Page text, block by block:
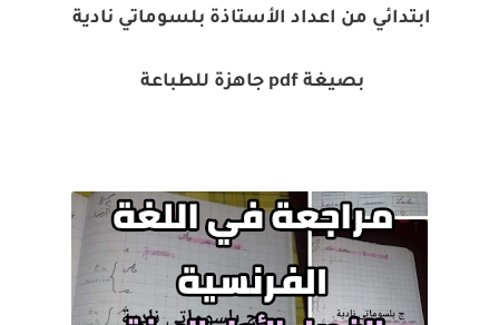
ابتدائي من اعداد الأستاذة بلسوماتي نادية
بصيغة pdf جاهزة للطباعة